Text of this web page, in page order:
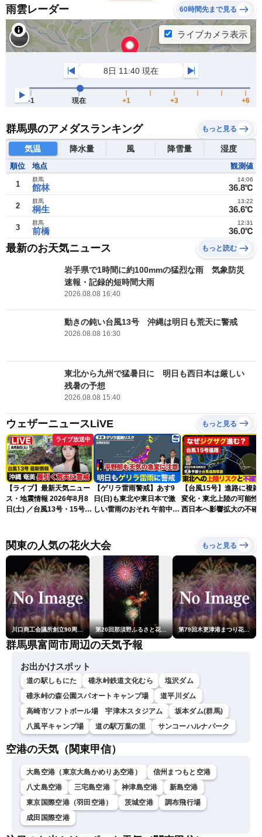
雨雲レーダー 60時間先まで見る
群馬県のアメダスランキング もっと見る
気温 降水量 風 降雪量 湿度
順位 地点 観測値
1 館林
群馬
36.8℃
14:06
2 桐生
群馬
36.6℃
13:22
3 前橋
群馬
36.0℃
12:31
最新のお天気ニュース もっと読む
岩手県で1時間に約100mmの猛烈な雨 気象防災
速報・記録的短時間大雨
2026.08.08 16:40
動きの鈍い台風13号 沖縄は明日も荒天に警戒
2026.08.08 16:30
東北から九州で猛暑日に 明日も西日本は厳しい
残暑の予想
2026.08.08 15:40
ウェザーニュースLiVE もっと見る
ライブ放送中
【ライブ】最新天気ニュー
ス・地震情報 2026年8月8
日(土) ／台風13号・15号
ーニュースLiVEムーン・戸
北美月／芳野達郎〉
【ゲリラ雷雨警戒】あす9
日(日)も東北や東日本で激
しい雷雨のおそれ 午前中か
【台風15号】進路に複雑
変化・東北上陸の可能性
西日本へ影響拡大の不確
関東の人気の花火大会 もっと見る
川口商工会議所創立90周年・青年部40周年・女性会30周年記念 第6回川口花火大会 第20回那須野ふるさと花火大会 第79回木更津港まつり花火大会
群馬県富岡市周辺の天気予報
お出かけスポット
道の駅しもにた 碓氷峠鉄道文化むら
塩沢ダム
碓氷峠の森公園スパオートキャンプ場
道平川ダム
高崎市ソフトボール場 宇津木スタジアム
坂本ダム(群馬)
八風平キャンプ場
道の駅万葉の里 サンコーハルナパーク
空港の天気（関東甲信）
大島空港（東京大島かめりあ空港）
信州まつもと空港
八丈島空港
三宅島空港 神津島空港
新島空港
東京国際空港（羽田空港）
茨城空港
調布飛行場
成田国際空港